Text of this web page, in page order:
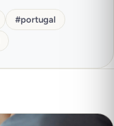
#portugal